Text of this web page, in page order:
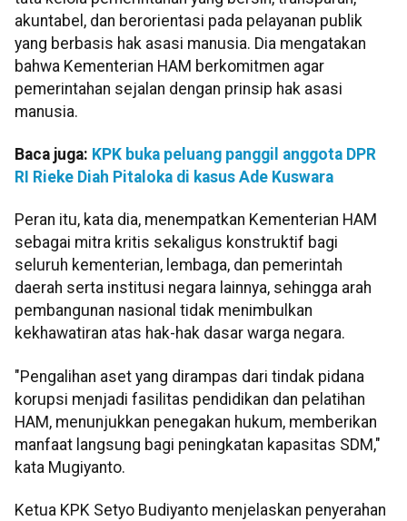
akuntabel, dan berorientasi pada pelayanan publik
yang berbasis hak asasi manusia. Dia mengatakan
bahwa Kementerian HAM berkomitmen agar
pemerintahan sejalan dengan prinsip hak asasi
manusia.
Baca juga: KPK buka peluang panggil anggota DPR
RI Rieke Diah Pitaloka di kasus Ade Kuswara
Peran itu, kata dia, menempatkan Kementerian HAM
sebagai mitra kritis sekaligus konstruktif bagi
seluruh kementerian, lembaga, dan pemerintah
daerah serta institusi negara lainnya, sehingga arah
pembangunan nasional tidak menimbulkan
kekhawatiran atas hak-hak dasar warga negara.
"Pengalihan aset yang dirampas dari tindak pidana
korupsi menjadi fasilitas pendidikan dan pelatihan
HAM, menunjukkan penegakan hukum, memberikan
manfaat langsung bagi peningkatan kapasitas SDM,"
kata Mugiyanto.
Ketua KPK Setyo Budiyanto menjelaskan penyerahan